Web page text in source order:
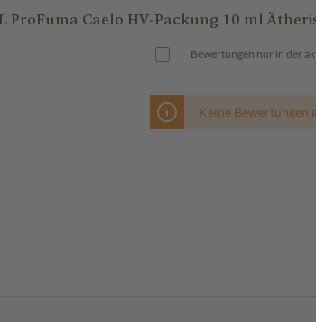
Caelo HV-Packung 10 ml
Bewertungen nur in der
Keine Bewertungen